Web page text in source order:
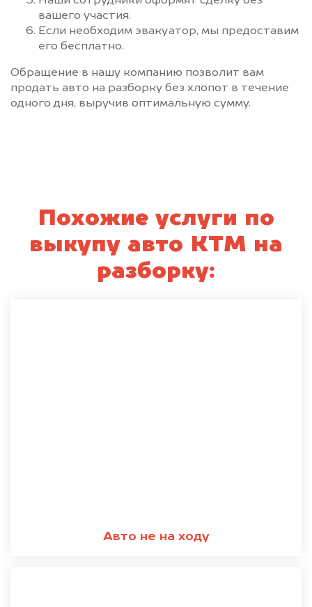
вашего участия.
Если необходим эвакуатор, мы предоставим
его бесплатно.
Обращение в нашу компанию позволит вам
продать авто на разборку без хлопот в течение
одного дня, выручив оптимальную сумму.
Похожие услуги по
выкупу авто КТМ на
разборку:
Авто не на ходу